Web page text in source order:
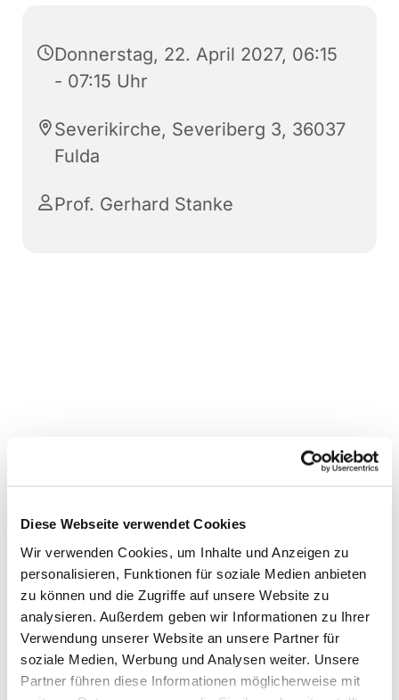
Diese Webseite verwendet Cookies
Wir verwenden Cookies, um Inhalte und Anzeigen zu
personalisieren, Funktionen für soziale Medien anbieten
zu können und die Zugriffe auf unsere Website zu
analysieren. Außerdem geben wir Informationen zu Ihrer
Verwendung unserer Website an unsere Partner für
soziale Medien, Werbung und Analysen weiter. Unsere
Partner führen diese Informationen möglicherweise mit
Donnerstag, 22. April 2027, 06:15
- 07:15 Uhr
Severikirche, Severiberg 3, 36037
Fulda
Prof. Gerhard Stanke
Dies könnte Sie auch
interessieren